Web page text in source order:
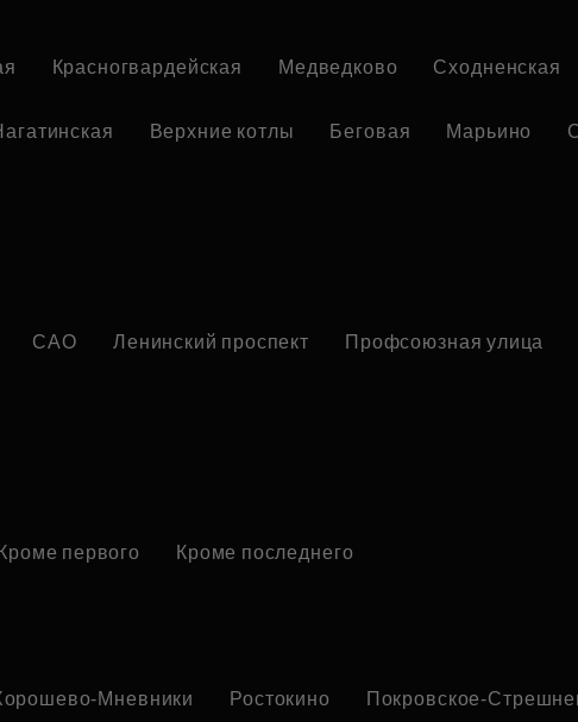
Красногвардейская Медведково Сходненская
Верхние котлы Беговая Марьино
САО Ленинский проспект Профсоюзная улица
Кроме первого Кроме последнего
Мневники Ростокино Покровское-